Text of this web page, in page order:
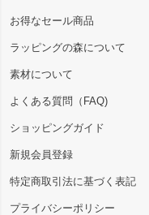
お得なセール商品
ラッピングの森について
素材について
よくある質問（FAQ)
ショッピングガイド
新規会員登録
特定商取引法に基づく表記
プライバシーポリシー